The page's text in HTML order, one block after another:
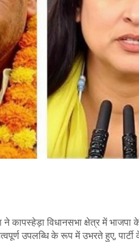
ने कापस्हेड़ा विधानसभा क्षेत्र में भाजपा
उपलब्धि के रूप में उभरते हुए, पार्टी